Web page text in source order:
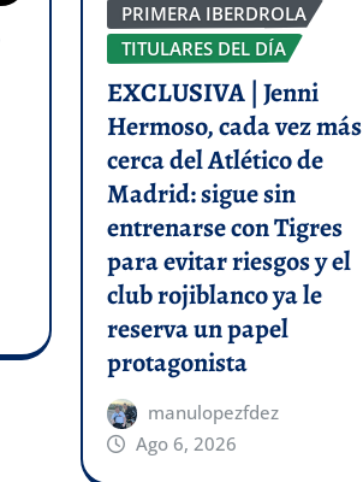
PRIMERA IBERDROLA
TITULARES DEL DÍA
EXCLUSIVA | Jenni
Hermoso, cada vez más
cerca del Atlético de
Madrid: sigue sin
entrenarse con Tigres
para evitar riesgos y el
club rojiblanco ya le
reserva un papel
protagonista
manulopezfdez
Ago 6, 2026